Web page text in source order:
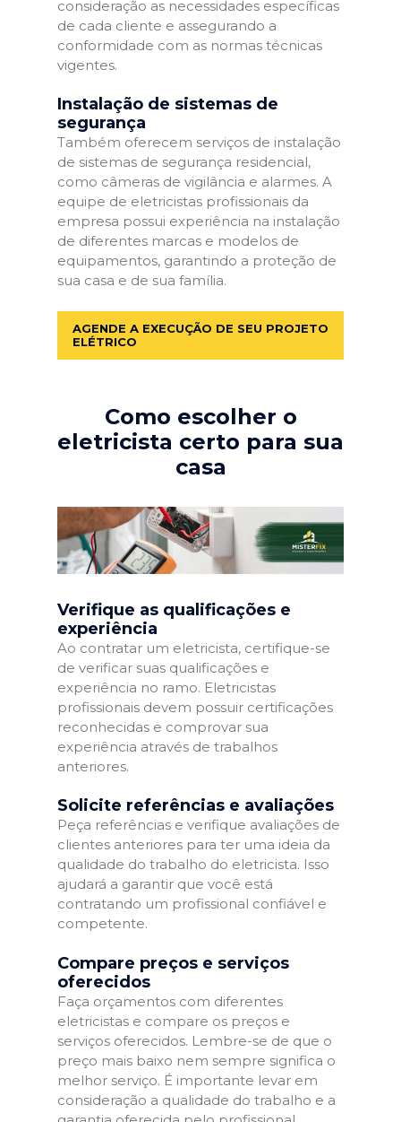
consideração as necessidades específicas
de cada cliente e assegurando a
conformidade com as normas técnicas
vigentes.
Instalação de sistemas de
segurança
Também oferecem serviços de instalação
de sistemas de segurança residencial,
como câmeras de vigilância e alarmes. A
equipe de eletricistas profissionais da
empresa possui experiência na instalação
de diferentes marcas e modelos de
equipamentos, garantindo a proteção de
sua casa e de sua família.
AGENDE A EXECUÇÃO DE SEU PROJETO
ELÉTRICO
Como escolher o
eletricista certo para sua
casa
Verifique as qualificações e
experiência
Ao contratar um eletricista, certifique-se
de verificar suas qualificações e
experiência no ramo. Eletricistas
profissionais devem possuir certificações
reconhecidas e comprovar sua
experiência através de trabalhos
anteriores.
Solicite referências e avaliações
Peça referências e verifique avaliações de
clientes anteriores para ter uma ideia da
qualidade do trabalho do eletricista. Isso
ajudará a garantir que você está
contratando um profissional confiável e
competente.
Compare preços e serviços
oferecidos
Faça orçamentos com diferentes
eletricistas e compare os preços e
serviços oferecidos. Lembre-se de que o
preço mais baixo nem sempre significa o
melhor serviço. É importante levar em
consideração a qualidade do trabalho e a